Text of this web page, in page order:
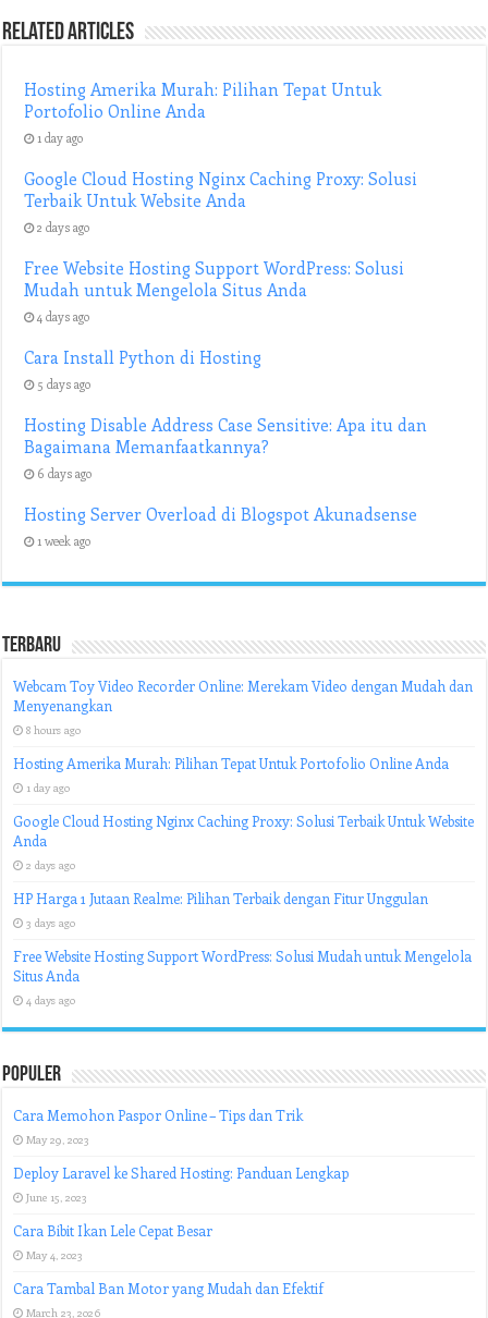
Related Articles
Hosting Amerika Murah: Pilihan Tepat Untuk
Portofolio Online Anda
1 day ago
Google Cloud Hosting Nginx Caching Proxy: Solusi
Terbaik Untuk Website Anda
2 days ago
Free Website Hosting Support WordPress: Solusi
Mudah untuk Mengelola Situs Anda
4 days ago
Cara Install Python di Hosting
5 days ago
Hosting Disable Address Case Sensitive: Apa itu dan
Bagaimana Memanfaatkannya?
6 days ago
Hosting Server Overload di Blogspot Akunadsense
1 week ago
Terbaru
Webcam Toy Video Recorder Online: Merekam Video dengan Mudah dan
Menyenangkan
8 hours ago
Hosting Amerika Murah: Pilihan Tepat Untuk Portofolio Online Anda
1 day ago
Google Cloud Hosting Nginx Caching Proxy: Solusi Terbaik Untuk Website
Anda
2 days ago
HP Harga 1 Jutaan Realme: Pilihan Terbaik dengan Fitur Unggulan
3 days ago
Free Website Hosting Support WordPress: Solusi Mudah untuk Mengelola
Situs Anda
4 days ago
Populer
Cara Memohon Paspor Online – Tips dan Trik
May 29, 2023
Deploy Laravel ke Shared Hosting: Panduan Lengkap
June 15, 2023
Cara Bibit Ikan Lele Cepat Besar
May 4, 2023
Cara Tambal Ban Motor yang Mudah dan Efektif
March 23, 2026